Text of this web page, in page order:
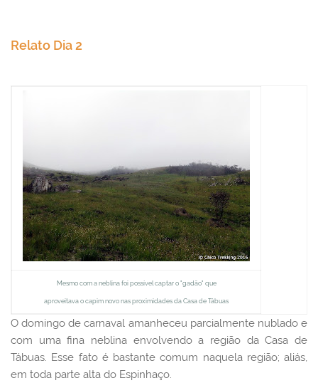
Relato Dia 2
Mesmo com a neblina foi possível captar o "gadão" que
aproveitava o capim novo nas proximidades da Casa de Tábuas
O domingo de carnaval amanheceu parcialmente nublado e
com uma fina neblina envolvendo a região da Casa de
Tábuas. Esse fato é bastante comum naquela região; aliás,
em toda parte alta do Espinhaço.